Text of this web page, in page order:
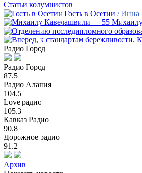
Статьи колумнистов
Гость в Осетии / Инна
Радио Город
Радио Город
87.5
Радио Алания
104.5
Love радио
105.3
Кавказ Радио
90.8
Дорожное радио
91.2
Архив